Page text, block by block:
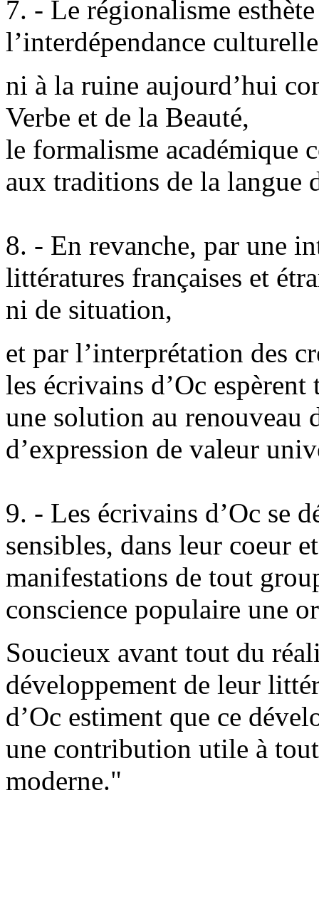
7. - Le régionalisme
l’interdépendance
ni à la ruine aujourd’hui
Verbe et de la Beauté,
le formalisme académique
aux traditions de la langue
8. - En revanche, par une
littératures françaises et
ni de situation,
et par l’interprétation des
les écrivains d’Oc
une solution au renouveau
d’expression de valeur
9. - Les écrivains d’Oc se
sensibles, dans leur coeur
manifestations de tout
conscience populaire une
Soucieux avant tout du
développement de leur
d’Oc estiment que ce
une contribution utile à
moderne."